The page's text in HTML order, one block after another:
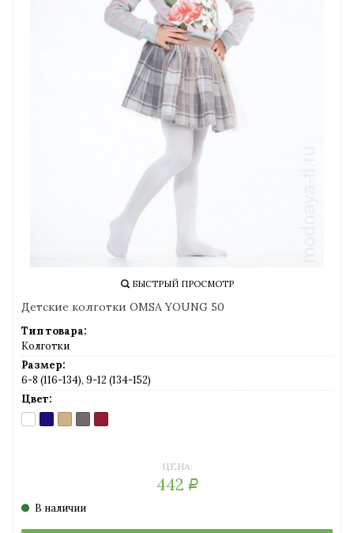
БЫСТРЫЙ ПРОСМОТР
Детские колготки OMSA YOUNG 50
Тип товара:
Колготки
Размер:
6-8 (116-134), 9-12 (134-152)
Цвет:
BIANCO
(белый)
BLU
NOTTE
CARAMELLO
(телесный)
GRIGIO
GRAFITE
ROSSO
MOSTO
ЦЕНА:
442 Р
В наличии